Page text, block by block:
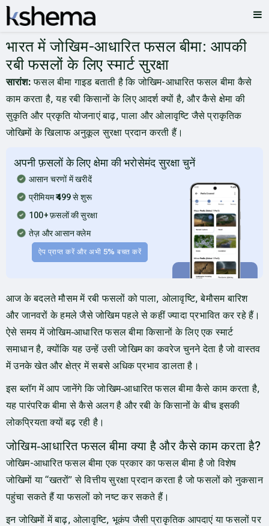
भारत में जोखिम-आधारित फसल बीमा: आपकी
रबी फसलों के लिए स्मार्ट सुरक्षा
सारांश: फसल बीमा गाइड बताती है कि जोखिम-आधारित फसल बीमा कैसे
काम करता है, यह रबी किसानों के लिए आदर्श क्यों है, और कैसे क्षेमा की
सुकृति और प्रकृति योजनाएं बाढ़, पाला और ओलावृष्टि जैसे प्राकृतिक
जोखिमों के खिलाफ अनुकूल सुरक्षा प्रदान करती हैं।
अपनी फ़सलों के लिए क्षेमा की भरोसेमंद सुरक्षा चुनें
आसान चरणों में खरीदें
प्रीमियम ₹499 से शुरू
100+ फ़सलों की सुरक्षा
तेज़ और आसान क्लेम
ऐप प्राप्त करें और अभी 5% बचत करें
आज के बदलते मौसम में रबी फसलों को पाला, ओलावृष्टि, बेमौसम बारिश
और जानवरों के हमले जैसे जोखिम पहले से कहीं ज्यादा प्रभावित कर रहे हैं।
ऐसे समय में जोखिम‑आधारित फसल बीमा किसानों के लिए एक स्मार्ट
समाधान है, क्योंकि यह उन्हें उसी जोखिम का कवरेज चुनने देता है जो वास्तव
में उनके खेत और क्षेत्र में सबसे अधिक प्रभाव डालता है।
इस ब्लॉग में आप जानेंगे कि जोखिम‑आधारित फसल बीमा कैसे काम करता है,
यह पारंपरिक बीमा से कैसे अलग है और रबी के किसानों के बीच इसकी
लोकप्रियता क्यों बढ़ रही है।
जोखिम‑आधारित फसल बीमा क्या है और कैसे काम करता है?
जोखिम-आधारित फसल बीमा एक प्रकार का फसल बीमा है जो विशेष
जोखिमों या “खतरों” से वित्तीय सुरक्षा प्रदान करता है जो फसलों को नुकसान
पहुंचा सकते हैं या फसलों को नष्ट कर सकते हैं।
इन जोखिमों में बाढ़, ओलावृष्टि, भूकंप जैसी प्राकृतिक आपदाएं या फसलों पर